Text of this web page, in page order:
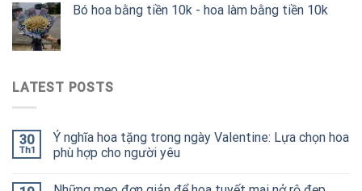
Bó hoa bằng tiền 10k - hoa làm bằng tiền 10k
LATEST POSTS
30
Th1
Ý nghĩa hoa tặng trong ngày Valentine: Lựa chọn hoa
phù hợp cho người yêu